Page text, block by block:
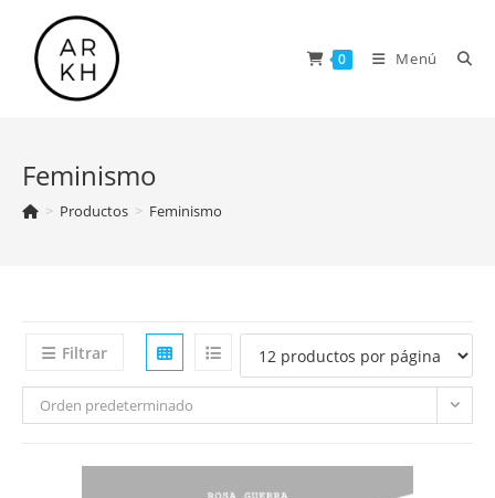
contenido
0 Menú
Feminismo
> Productos > Feminismo
Filtrar
Orden predeterminado